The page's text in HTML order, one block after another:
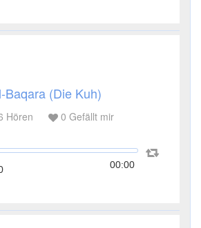
Baqara (Die Kuh)
Hören 0 Gefällt mir
00:00